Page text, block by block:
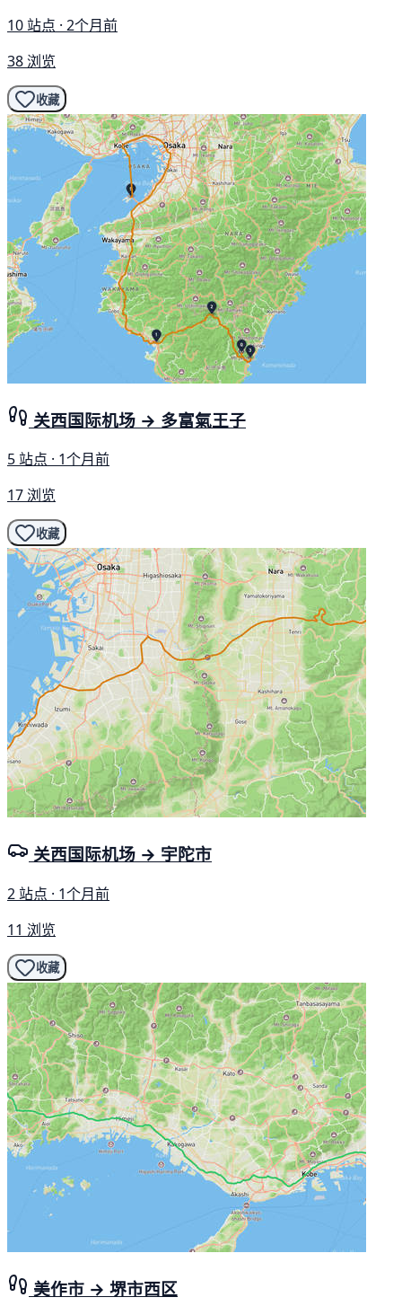
10 站点 · 2个月前
38 浏览
收藏
关西国际机场 → 多富氣王子
5 站点 · 1个月前
17 浏览
收藏
关西国际机场 → 宇陀市
2 站点 · 1个月前
11 浏览
收藏
美作市 → 堺市西区